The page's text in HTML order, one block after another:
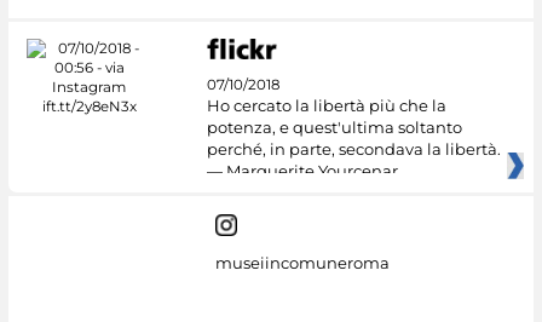
07/10/2018
Ho cercato la libertà più che la
potenza, e quest'ultima soltanto
perché, in parte, secondava la libertà.
— Marguerite Yourcenar
museiincomuneroma